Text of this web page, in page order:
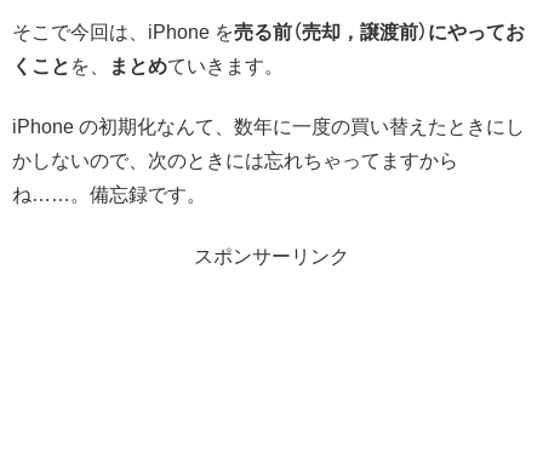
そこで今回は、iPhone を売る前（売却，譲渡前）にやってお
くこと を、 まとめていきます。
iPhone の初期化なんて、数年に一度の買い替えたときにし
かしないので、次のときには忘れちゃってますから
ね……。備忘録です。
スポンサーリンク